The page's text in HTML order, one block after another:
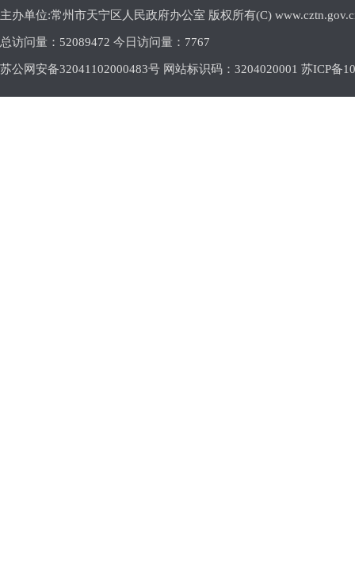
主办单位:常州市天宁区人民政府办公室 版权所有(C)
总访问量： 52089472 今日访问量： 7767
苏公网安备32041102000483号 网站标识码：3204020001 苏ICP备